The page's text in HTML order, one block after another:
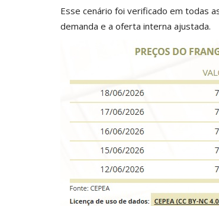
Esse cenário foi verificado em todas
demanda e a oferta interna ajustada.